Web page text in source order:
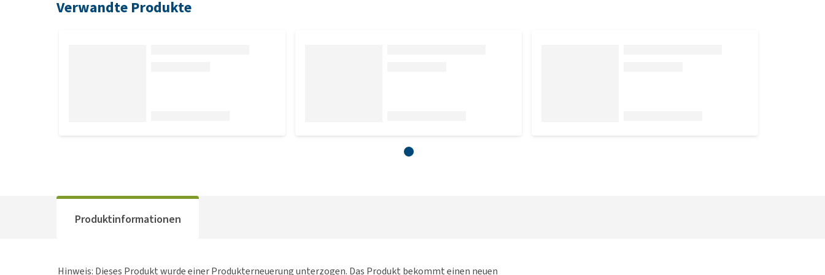
Verwandte Produkte
Produktinformationen
Hinweis: Dieses Produkt wurde einer Produkterneuerung unterzogen. Das Produkt bekommt einen neuen